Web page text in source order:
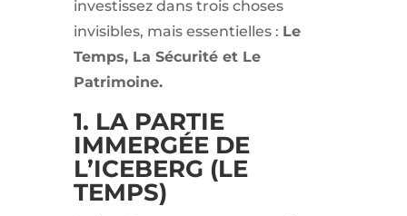
investissez dans trois choses
invisibles, mais essentielles : Le
Temps, La Sécurité et Le
Patrimoine.
1. LA PARTIE
IMMERGÉE DE
L’ICEBERG (LE
TEMPS)